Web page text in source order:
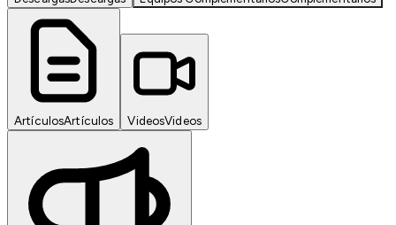
ArtículosArtículos VideosVideos